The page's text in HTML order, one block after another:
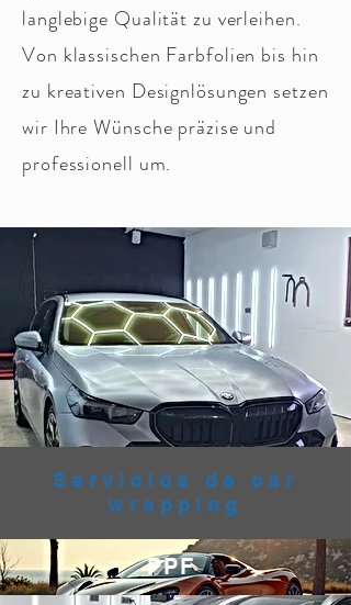
langlebige Qualität zu verleihen.
Von klassischen Farbfolien bis hin
zu kreativen Designlösungen setzen
wir Ihre Wünsche präzise und
professionell um.
Servicios de car
wrapping
PPF